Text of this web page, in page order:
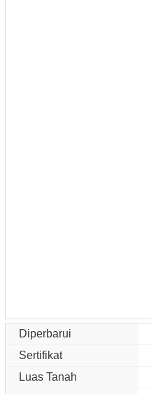
Diperbarui
Sertifikat
Luas Tanah